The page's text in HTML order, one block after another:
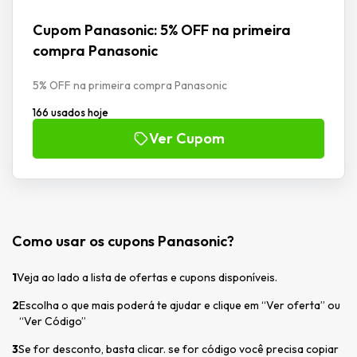
Cupom Panasonic: 5% OFF na primeira
compra Panasonic
5% OFF na primeira compra Panasonic
166 usados hoje
Ver Cupom
Como usar os cupons Panasonic?
1Veja ao lado a lista de ofertas e cupons disponíveis.
2Escolha o que mais poderá te ajudar e clique em “Ver oferta” ou
“Ver Código”
3Se for desconto, basta clicar. se for código você precisa copiar